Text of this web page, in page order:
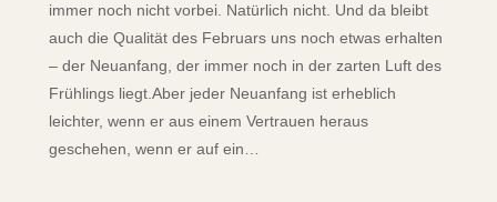
immer noch nicht vorbei. Natürlich nicht. Und da bleibt
auch die Qualität des Februars uns noch etwas erhalten
– der Neuanfang, der immer noch in der zarten Luft des
Frühlings liegt.Aber jeder Neuanfang ist erheblich
leichter, wenn er aus einem Vertrauen heraus
geschehen, wenn er auf ein…